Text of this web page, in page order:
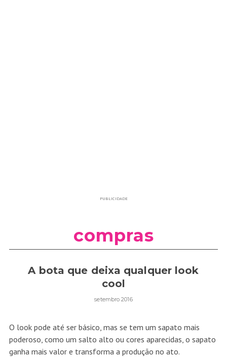
PUBLICIDADE
compras
A bota que deixa qualquer look
cool
setembro 2016
O look pode até ser básico, mas se tem um sapato mais
poderoso, como um salto alto ou cores aparecidas, o sapato
ganha mais valor e transforma a produção no ato.